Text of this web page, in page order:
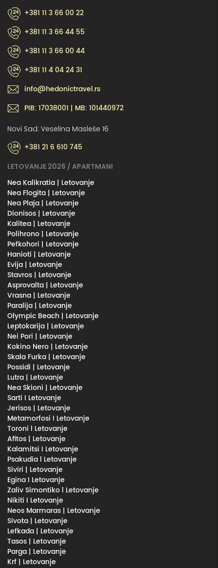
+381 11 3 66 00 22
+381 11 3 66 44 55
+381 11 3 66 00 44
+381 11 4 04 24 31
info@hedonictravel.rs
PIB: 17038001 | MB: 101440972
Novi Sad: Veselina Masleše 16
+381 21 6 610 745
LETOVANJE 2026 / APARTMANI
Nea Kalikratia | Letovanje
Nea Flogita | Letovanje
Nea Plaja | Letovanje
Dionisos | Letovanje
Kalitea | Letovanje
Polihrono | Letovanje
Pefkohori | Letovanje
Hanioti | Letovanje
Evija | Letovanje
Stavros | Letovanje
Asprovalta | Letovanje
Vrasna | Letovanje
Paralija | Letovanje
Olympic Beach | Letovanje
Leptokarija | Letovanje
Nei Pori | Letovanje
Kokino Nero | Letovanje
Skala Furka | Letovanje
Possidi | Letovanje
Lutra | Letovanje
Nea Skioni | Letovanje
Sarti I Letovanje
Jerisos | Letovanje
Metamorfosi I Letovanje
Toroni l Letovanje
Afitos | Letovanje
Kalamitsi I Letovanje
Psakudia l Letovanje
Siviri | Letovanje
Egina I Letovanje
Zaliv Simontiko l Letovanje
Nikiti I Letovanje
Neos Marmaras | Letovanje
Sivota | Letovanje
Lefkada | Letovanje
Tasos | Letovanje
Parga | Letovanje
Krf | Letovanje